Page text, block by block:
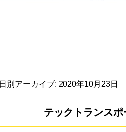
日別アーカイブ: 2020年10月23日
テックトランス